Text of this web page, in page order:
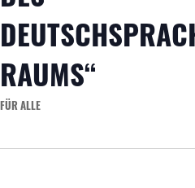
RAUMS“
FÜR ALLE